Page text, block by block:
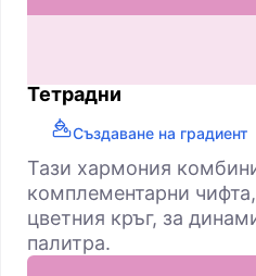
Тетрадни
Създаване на градиент
Тази хармония
комплементарни
цветния кръг, за
палитра.